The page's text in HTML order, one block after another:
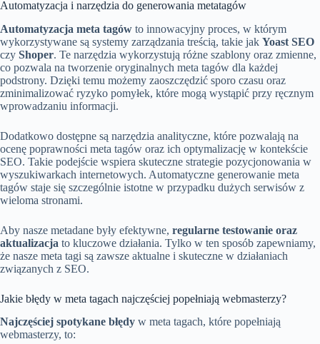
Automatyzacja i narzędzia do generowania metatagów
Automatyzacja meta tagów to innowacyjny proces, w którym
wykorzystywane są systemy zarządzania treścią, takie jak Yoast SEO
czy Shoper. Te narzędzia wykorzystują różne szablony oraz zmienne,
co pozwala na tworzenie oryginalnych meta tagów dla każdej
podstrony. Dzięki temu możemy zaoszczędzić sporo czasu oraz
zminimalizować ryzyko pomyłek, które mogą wystąpić przy ręcznym
wprowadzaniu informacji.
Dodatkowo dostępne są narzędzia analityczne, które pozwalają na
ocenę poprawności meta tagów oraz ich optymalizację w kontekście
SEO. Takie podejście wspiera skuteczne strategie pozycjonowania w
wyszukiwarkach internetowych. Automatyczne generowanie meta
tagów staje się szczególnie istotne w przypadku dużych serwisów z
wieloma stronami.
Aby nasze metadane były efektywne, regularne testowanie oraz
aktualizacja to kluczowe działania. Tylko w ten sposób zapewniamy,
że nasze meta tagi są zawsze aktualne i skuteczne w działaniach
związanych z SEO.
Jakie błędy w meta tagach najczęściej popełniają webmasterzy?
Najczęściej spotykane błędy w meta tagach, które popełniają
webmasterzy, to: